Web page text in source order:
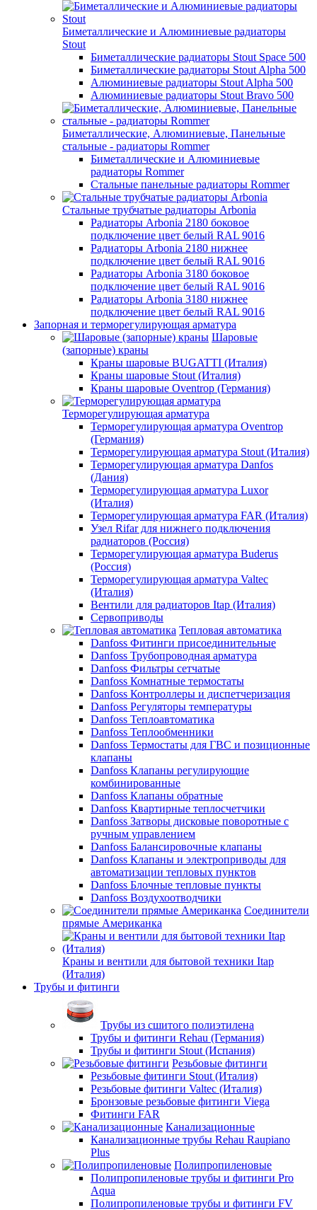
Биметаллические и Алюминиевые радиаторы
Stout
Биметаллические радиаторы Stout Space 500
Биметаллические радиаторы Stout Alpha 500
Алюминиевые радиаторы Stout Alpha 500
Алюминиевые радиаторы Stout Bravo 500
Биметаллические, Алюминиевые, Панельные
стальные - радиаторы Rommer
Биметаллические и Алюминиевые
радиаторы Rommer
Стальные панельные радиаторы Rommer
Стальные трубчатые радиаторы Arbonia
Радиаторы Arbonia 2180 боковое
подключение цвет белый RAL 9016
Радиаторы Arbonia 2180 нижнее
подключение цвет белый RAL 9016
Радиаторы Arbonia 3180 боковое
подключение цвет белый RAL 9016
Радиаторы Arbonia 3180 нижнее
подключение цвет белый RAL 9016
Запорная и терморегулирующая арматура
Шаровые
(запорные) краны
Краны шаровые BUGATTI (Италия)
Краны шаровые Stout (Италия)
Краны шаровые Oventrop (Германия)
Терморегулирующая арматура
Терморегулирующая арматура Oventrop
(Германия)
Терморегулирующая арматура Stout (Италия)
Терморегулирующая арматура Danfos
(Дания)
Терморегулирующая арматура Luxor
(Италия)
Терморегулирующая арматура FAR (Италия)
Узел Rifar для нижнего подключения
радиаторов (Россия)
Терморегулирующая арматура Buderus
(Россия)
Терморегулирующая арматура Valtec
(Италия)
Вентили для радиаторов Itap (Италия)
Сервоприводы
Тепловая автоматика
Danfoss Фитинги присоединительные
Danfoss Трубопроводная арматура
Danfoss Фильтры сетчатые
Danfoss Комнатные термостаты
Danfoss Контроллеры и диспетчеризация
Danfoss Регуляторы температуры
Danfoss Теплоавтоматика
Danfoss Теплообменники
Danfoss Термостаты для ГВС и позиционные
клапаны
Danfoss Клапаны регулирующие
комбинированные
Danfoss Клапаны обратные
Danfoss Квартирные теплосчетчики
Danfoss Затворы дисковые поворотные с
ручным управлением
Danfoss Балансировочные клапаны
Danfoss Клапаны и электроприводы для
автоматизации тепловых пунктов
Danfoss Блочные тепловые пункты
Danfoss Воздухоотводчики
Соединители
прямые Американка
Краны и вентили для бытовой техники Itap
(Италия)
Трубы и фитинги
Трубы из сшитого полиэтилена
Трубы и фитинги Rehau (Германия)
Трубы и фитинги Stout (Испания)
Резьбовые фитинги
Резьбовые фитинги Stout (Италия)
Резьбовые фитинги Valtec (Италия)
Бронзовые резьбовые фитинги Viega
Фитинги FAR
Канализационные
Канализационные трубы Rehau Raupiano
Plus
Полипропиленовые
Полипропиленовые трубы и фитинги Pro
Aqua
Полипропиленовые трубы и фитинги FV